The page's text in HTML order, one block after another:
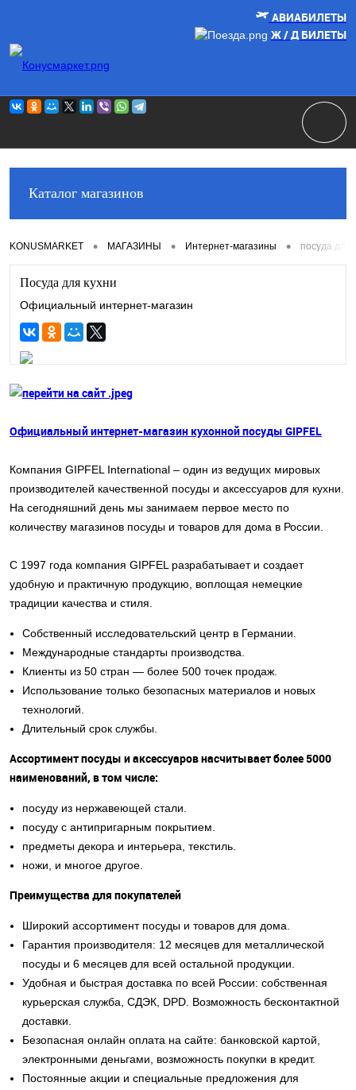
АВИАБИЛЕТЫ
Ж / Д БИЛЕТЫ
Каталог магазинов
KONUSMARKET • МАГАЗИНЫ • Интернет-магазины • посуда для
Посуда для кухни
Официальный интернет-магазин
Официальный интернет-магазин кухонной посуды GIPFEL
Компания GIPFEL International – один из ведущих мировых
производителей качественной посуды и аксессуаров для кухни.
На сегодняшний день мы занимаем первое место по
количеству магазинов посуды и товаров для дома в России.
С 1997 года компания GIPFEL разрабатывает и создает
удобную и практичную продукцию, воплощая немецкие
традиции качества и стиля.
Собственный исследовательский центр в Германии.
Международные стандарты производства.
Клиенты из 50 стран — более 500 точек продаж.
Использование только безопасных материалов и новых
технологий.
Длительный срок службы.
Ассортимент посуды и аксессуаров насчитывает более 5000
наименований, в том числе:
посуду из нержавеющей стали.
посуду с антипригарным покрытием.
предметы декора и интерьера, текстиль.
ножи, и многое другое.
Преимущества для покупателей
Широкий ассортимент посуды и товаров для дома.
Гарантия производителя: 12 месяцев для металлической
посуды и 6 месяцев для всей остальной продукции.
Удобная и быстрая доставка по всей России: собственная
курьерская служба, СДЭК, DPD. Возможность бесконтактной
доставки.
Безопасная онлайн оплата на сайте: банковской картой,
электронными деньгами, возможность покупки в кредит.
Постоянные акции и специальные предложения для